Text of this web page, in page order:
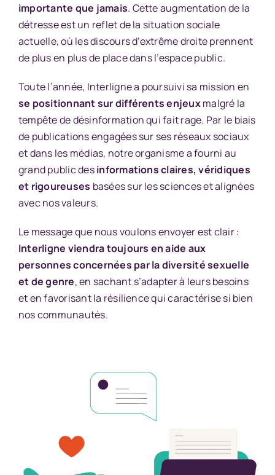
importante que jamais. Cette augmentation de la
détresse est un reflet de la situation sociale
actuelle, où les discours d’extrême droite prennent
de plus en plus de place dans l’espace public.
Toute l’année, Interligne a poursuivi sa mission en
se positionnant sur différents enjeuxmalgré la
tempête de désinformation qui fait rage. Par le biais
de publications engagées sur ses réseaux sociaux
et dans les médias, notre organisme a fourni au
grand public desinformations claires, véridiques
et rigoureuses basées sur les sciences et alignées
avec nos valeurs.
Le message que nous voulons envoyer est clair :
Interligne viendra toujours en aide aux
personnes concernées par la diversité sexuelle
et de genre, en sachant s’adapter à leurs besoins
et en favorisant la résilience qui caractérise si bien
nos communautés.